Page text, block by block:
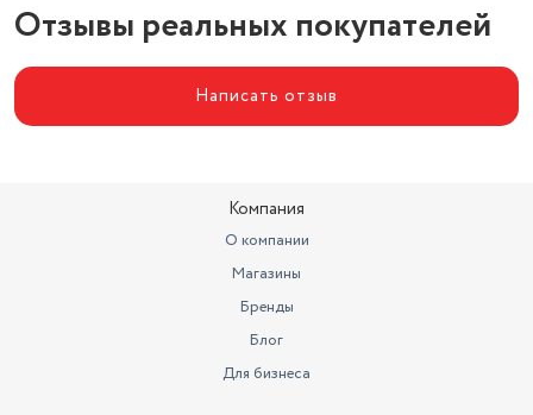
Отзывы реальных покупателей
Написать отзыв
Компания
О компании
Магазины
Бренды
Блог
Для бизнеса